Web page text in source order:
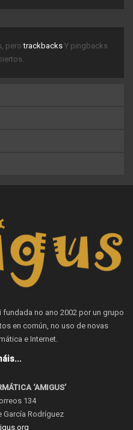
perotrackbacks Y pingbacks
no ano 2002 por un grupo
en común, no uso de novas
e Internet.
‘AMIGUS’
134
García Rodríguez